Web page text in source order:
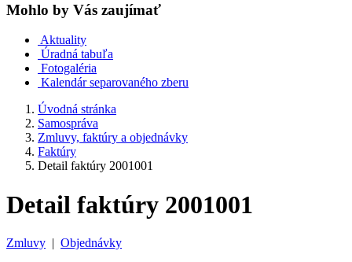
Mohlo by Vás zaujímať
Aktuality
Úradná tabuľa
Fotogaléria
Kalendár separovaného zberu
Úvodná stránka
Samospráva
Zmluvy, faktúry a objednávky
Faktúry
Detail faktúry 2001001
Detail faktúry 2001001
Zmluvy | Objednávky